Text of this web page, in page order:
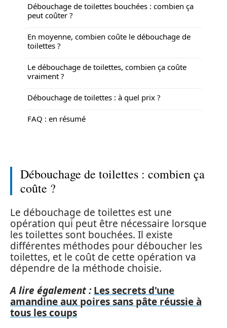
Débouchage de toilettes bouchées : combien ça
peut coûter ?
En moyenne, combien coûte le débouchage de
toilettes ?
Le débouchage de toilettes, combien ça coûte
vraiment ?
Débouchage de toilettes : à quel prix ?
FAQ : en résumé
Débouchage de toilettes : combien ça
coûte ?
Le débouchage de toilettes est une
opération qui peut être nécessaire lorsque
les toilettes sont bouchées. Il existe
différentes méthodes pour déboucher les
toilettes, et le coût de cette opération va
dépendre de la méthode choisie.
A lire également : Les secrets d'une
amandine aux poires sans pâte réussie à
tous les coups